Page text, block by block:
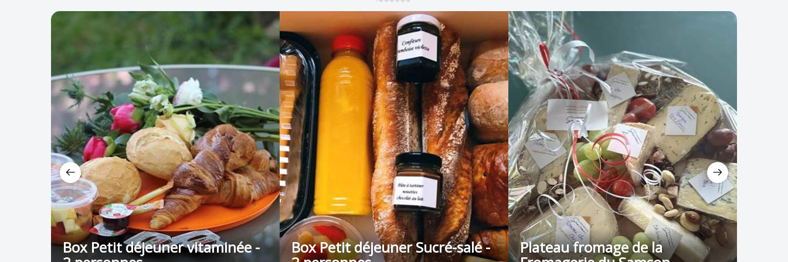
Box Petit déjeuner vitaminée - Box Petit déjeuner Sucré-salé - Plateau fromage de la